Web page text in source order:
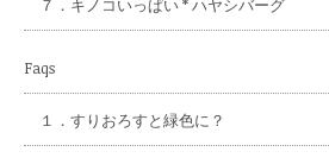
Faqs
１． すりおろすと緑色に？